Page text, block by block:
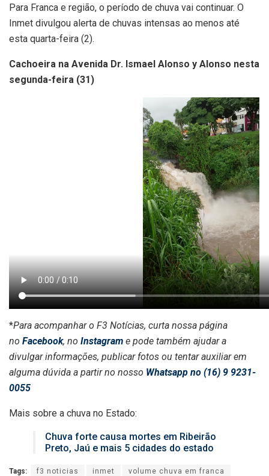
Para Franca e região, o período de chuva vai continuar. O
Inmet divulgou alerta de chuvas intensas ao menos até
esta quarta-feira (2).
Cachoeira na Avenida Dr. Ismael Alonso y Alonso nesta
segunda-feira (31)
*Para acompanhar o F3 Notícias, curta nossa página
no Facebook, no Instagram e pode também ajudar a
divulgar informações, publicar fotos ou tentar auxiliar em
alguma dúvida a partir no nosso Whatsapp no (16) 9 9231-
0055
Mais sobre a chuva no Estado:
Chuva forte causa mortes em Ribeirão
Preto, Jaú e mais 5 cidades do estado
Tags: f3 noticias inmet volume chuva em franca